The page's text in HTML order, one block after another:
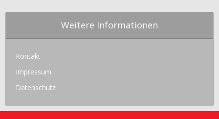
Weitere Informationen
Kontakt
Impressum
Datenschutz